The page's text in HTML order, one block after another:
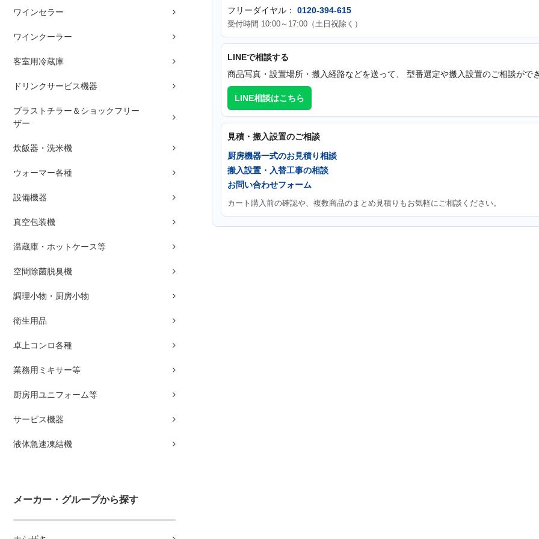
ワインセラー
ワインクーラー
客室用冷蔵庫
ドリンクサービス機器
ブラストチラー＆ショックフリー
ザー
炊飯器・洗米機
ウォーマー各種
設備機器
真空包装機
温蔵庫・ホットケース等
空間除菌脱臭機
調理小物・厨房小物
衛生用品
卓上コンロ各種
業務用ミキサー等
厨房用ユニフォーム等
サービス機器
液体急速凍結機
メーカー・グループから探す
フリーダイヤル： 0120-394-615
受付時間 10:00～17:00（土日祝除く）
LINEで相談する
商品写真・設置場所・搬入経路などを送って、 型番選定や搬入設置のご相談がで
LINE相談はこちら
見積・搬入設置のご相談
厨房機器一式のお見積り相談
搬入設置・入替工事の相談
お問い合わせフォーム
カート購入前の確認や、複数商品のまとめ見積りもお気軽にご相談ください。